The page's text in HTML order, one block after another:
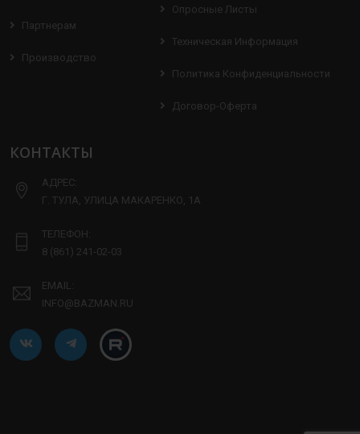
Партнерам
Производство
Опросные Листы
Техническая Информация
Политика Конфиденциальности
Договор-Оферта
КОНТАКТЫ
АДРЕС:
Г. ТУЛА, УЛИЦА МАКАРЕНКО, 1А
ТЕЛЕФОН:
8 (861) 241-02-03
EMAIL:
INFO@BAZMAN.RU